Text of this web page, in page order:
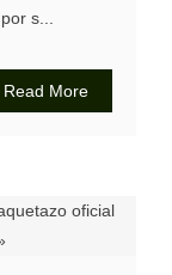
s...
Read More